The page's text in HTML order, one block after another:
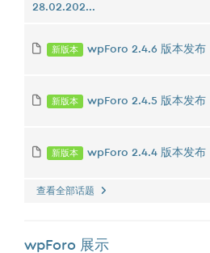
28.02.202...
新版本 wpForo 2.4.6 版本发布
新版本 wpForo 2.4.5 版本发布
新版本 wpForo 2.4.4 版本发布
查看全部话题
wpForo 展示